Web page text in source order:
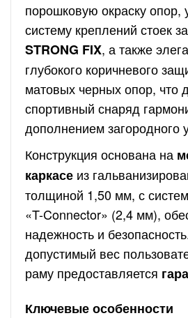
порошковую окраску
систему креплений стоек
STRONG FIX, а также
глубокого коричневого
матовых черных опор, что
спортивный снаряд
дополнением загородного
Конструкция основана на
каркасе из
толщиной 1,50 мм, с
«T-Connector» (2,4 мм),
надежность и
допустимый вес
раму предоставляется
Ключевые особенности